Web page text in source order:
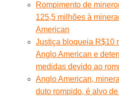
Rompimento de
125,5 milhões à
American
Justiça bloqueia R$10
Anglo American e
medidas devido ao
Anglo American,
duto rompido, é alvo